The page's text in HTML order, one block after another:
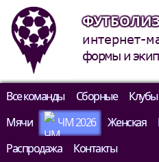
интернет-
формы и
Все команды Сборные Клубы
Мячи
ЧМ 2026 Женская
Распродажа
Контакты